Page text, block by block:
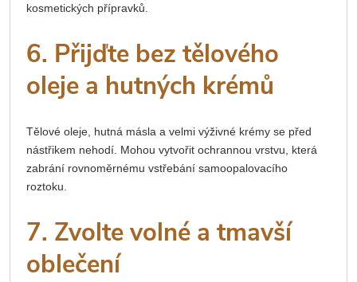
kosmetických přípravků.
6. Přijďte bez tělového
oleje a hutných krémů
Tělové oleje, hutná másla a velmi výživné krémy se před
nástřikem nehodí. Mohou vytvořit ochrannou vrstvu, která
zabrání rovnoměrnému vstřebání samoopalovacího
roztoku.
7. Zvolte volné a tmavší
oblečení